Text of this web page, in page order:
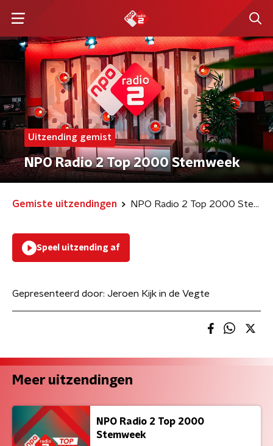
Uitzending gemist
NPO Radio 2 Top 2000 Stemweek
Gemiste uitzendingen NPO Radio 2 Top 2000 Stemweek
Speel uitzending af
Gepresenteerd door: Jeroen Kijk in de Vegte
Meer uitzendingen
NPO Radio 2 Top 2000
Stemweek